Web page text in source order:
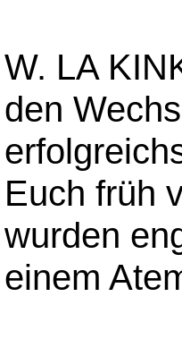
W. LA
den
Euch früh
wurden
einem